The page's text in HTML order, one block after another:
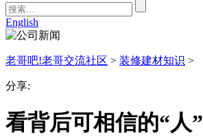
English
老哥吧!老哥交流社区 > 装修建材知识 >
分享:
看背后可相信的“人”